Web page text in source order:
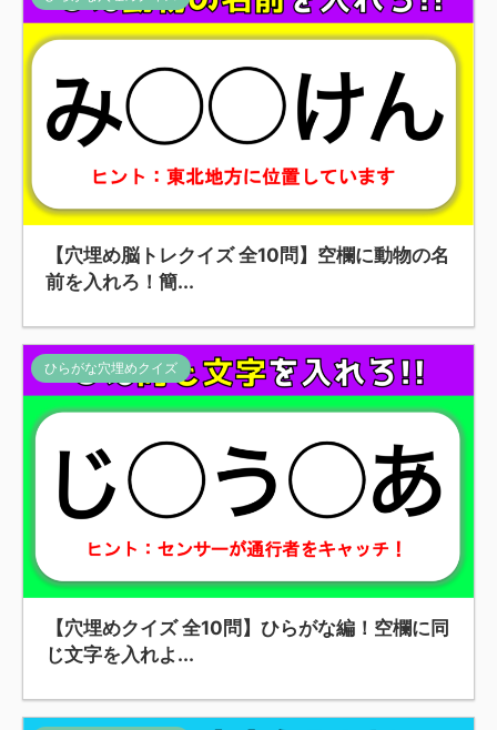
【穴埋め脳トレクイズ 全10問】空欄に動物の名
前を入れろ！簡...
ひらがな穴埋めクイズ
【穴埋めクイズ 全10問】ひらがな編！空欄に同
じ文字を入れよ...